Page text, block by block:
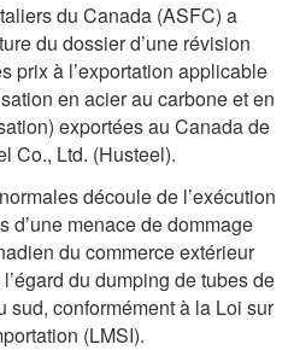
du Canada (ASFC) a
du dossier d’une révision
prix à l’exportation applicable
en acier au carbone et en
exportées au Canada de
Co., Ltd. (Husteel).
découle de l’exécution
d’une menace de dommage
du commerce extérieur
du dumping de tubes de
conformément à la Loi sur
(LMSI).